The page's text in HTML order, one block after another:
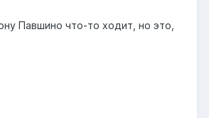
Павшино что-то ходит, но это,